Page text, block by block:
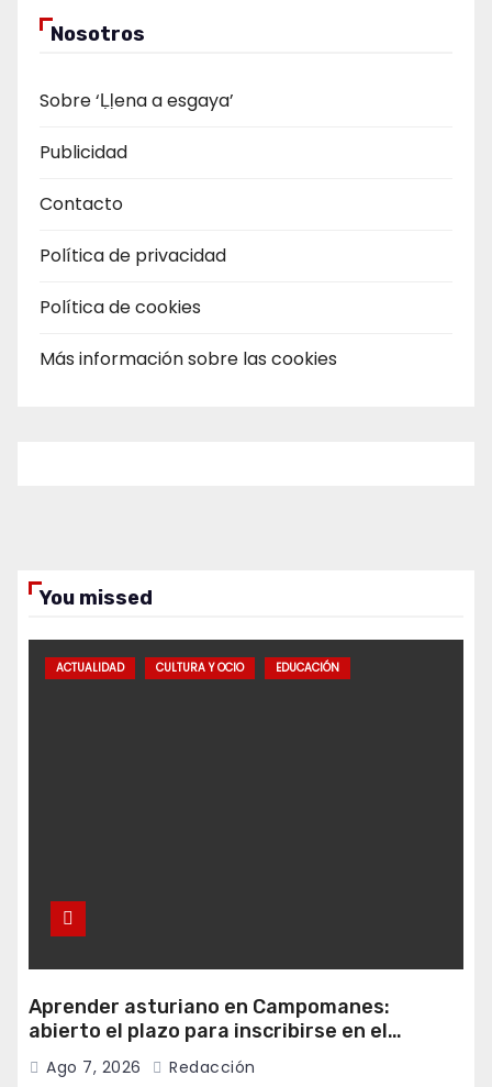
Nosotros
Sobre ‘Ḷḷena a esgaya’
Publicidad
Contacto
Política de privacidad
Política de cookies
Más información sobre las cookies
You missed
ACTUALIDAD CULTURA Y OCIO EDUCACIÓN
Aprender asturiano en Campomanes:
abierto el plazo para inscribirse en el
programa Falamos
Ago 7, 2026 Redacción